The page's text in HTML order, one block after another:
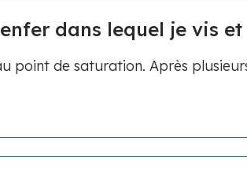
dans lequel je vis et
point de saturation. Après